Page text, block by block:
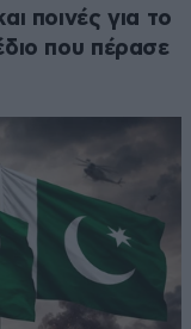
ποινές για το
που πέρασε